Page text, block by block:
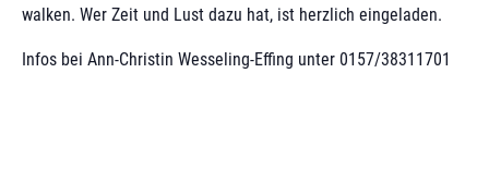
walken. Wer Zeit und Lust dazu hat, ist herzlich eingeladen.
Infos bei Ann-Christin Wesseling-Effing unter 0157/38311701